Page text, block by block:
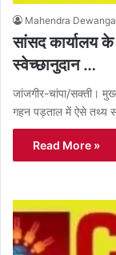
Mahendra
सांसद कार्यालय
स्वेच्छानुदान …
जांजगीर-चांपा/सक्ती।
गहन पड़ताल में ऐसे तथ्य
Read More »